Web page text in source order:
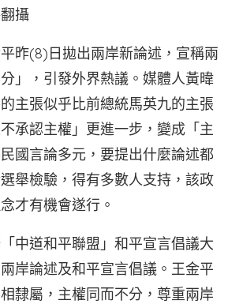
：網路翻攝
昨(8)日拋出兩岸新論述，宣稱兩
」，引發外界熱議。媒體人黃暐
主張似乎比前總統馬英九的主張
承認主權」更進一步，變成「主
國言論多元，要提出什麼論述都
舉檢驗，得有多數人支持，該政
才有機會遂行。
中道和平聯盟」和平宣言倡議大
岸論述及和平宣言倡議。王金平
隸屬，主權同而不分，尊重兩岸